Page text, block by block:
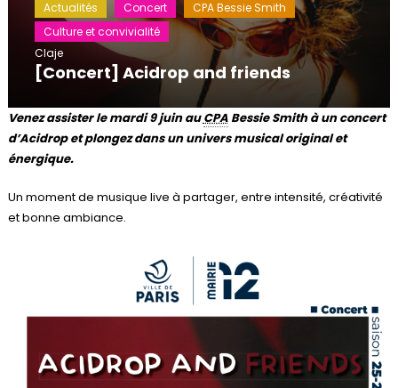
Actualités Concert
CPA Bessie Smith
Culture et convivialité
Claje
[Concert] Acidrop and friends
Venez assister le mardi 9 juin auCPABessie Smith à un concert
d’Acidrop et plongez dans un univers musical original et
énergique.
Un moment de musique live à partager, entre intensité, créativité
et bonne ambiance.